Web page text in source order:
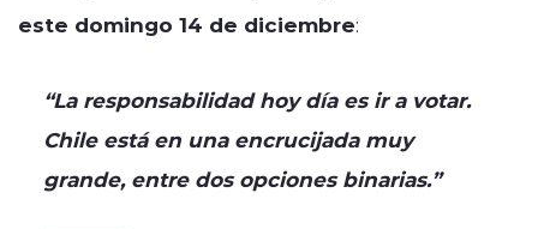
este domingo 14 de diciembre:
“La responsabilidad hoy día es ir a votar.
Chile está en una encrucijada muy
grande, entre dos opciones binarias.”